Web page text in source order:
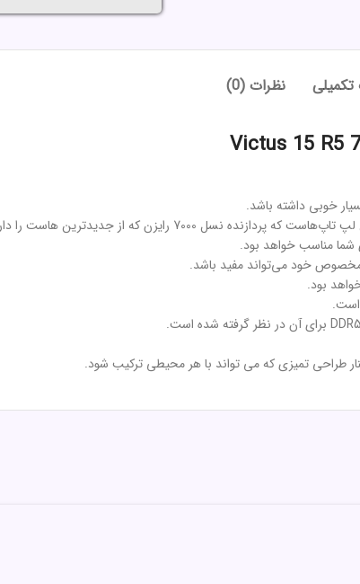
نظرات (0)
خوبی داشته باشد.
شما مناسب خواهد بود.
مخصوص خود می‌تواند مفید باشد.